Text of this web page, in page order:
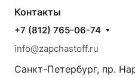
Контакты
+7 (812) 765-06-74
info@zapchastoff.ru
Санкт-Петербург, пр.